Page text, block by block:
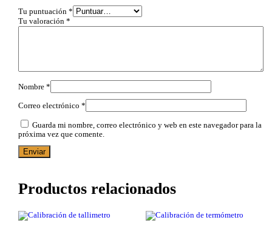
Tu puntuación*
Tu valoración*
Nombre*
Correo electrónico*
Guarda mi nombre, correo electrónico y web en este navegador para la
próxima vez que comente.
Productos relacionados